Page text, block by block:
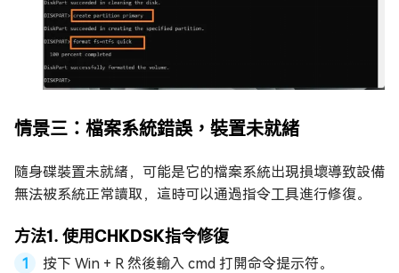
情景三：檔案系統錯誤，裝置未就緒
隨身碟裝置未就緒，可能是它的檔案系統出現損壞導致設備
無法被系統正常讀取，這時可以通過指令工具進行修復。
方法1. 使用CHKDSK指令修復
按下 Win + R 然後輸入 cmd 打開命令提示符。